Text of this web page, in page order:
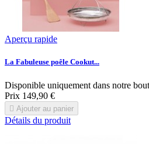
Aperçu rapide
La Fabuleuse poêle Cookut...
Disponible uniquement dans notre
Prix 149,90 €
 Ajouter au panier
Détails du produit